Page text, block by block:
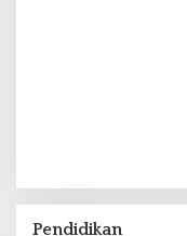
Pendidikan